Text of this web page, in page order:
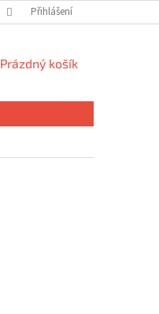
Přihlášení
NÁKUPNÍ
Prázdný košík